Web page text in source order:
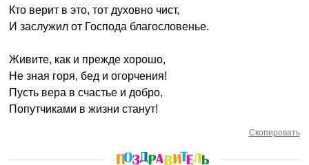
Кто верит в это, тот духовно чист,
И заслужил от Господа благословенье.
Живите, как и прежде хорошо,
Не зная горя, бед и огорчения!
Пусть вера в счастье и добро,
Попутчиками в жизни станут!
Скопировать